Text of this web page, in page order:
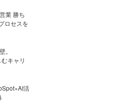
業 勝ち
ロセスを
。
キャリ
活